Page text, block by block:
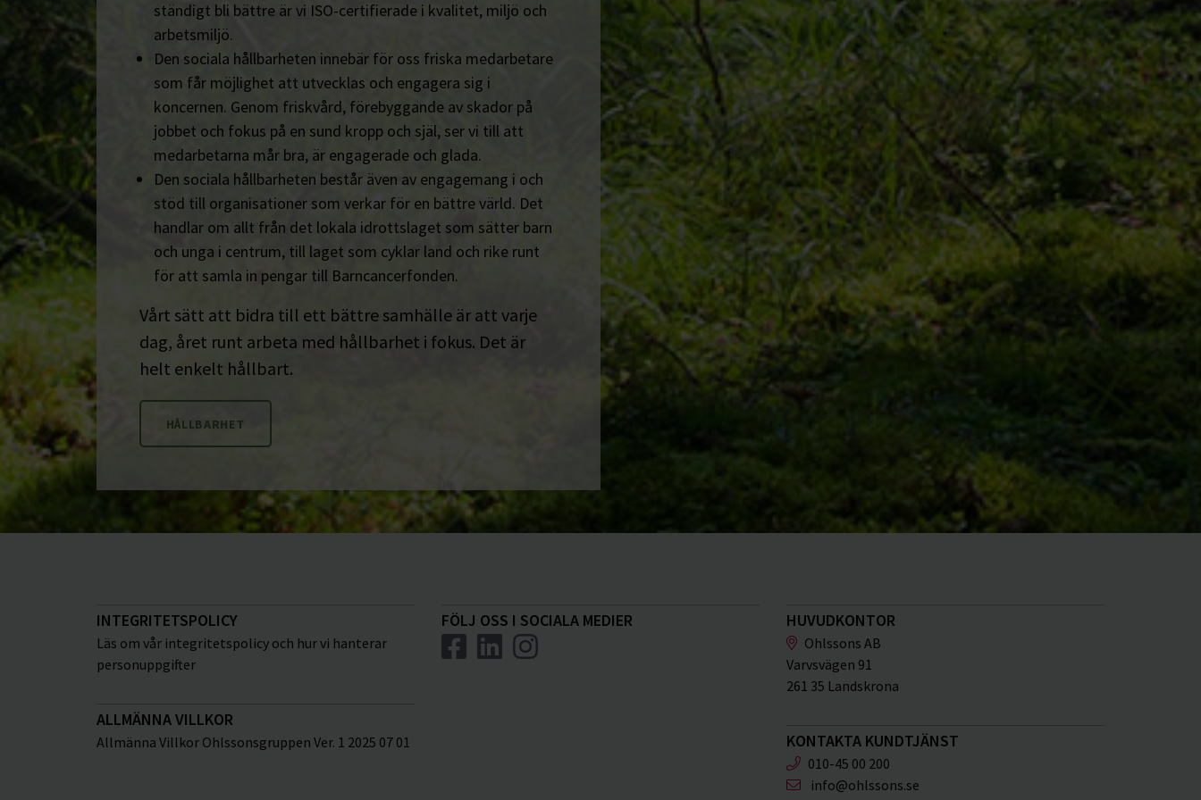
ständigt bli bättre är vi ISO-certifierade i kvalitet, miljö och
arbetsmiljö.
Den sociala hållbarheten innebär för oss friska medarbetare
som får möjlighet att utvecklas och engagera sig i
koncernen. Genom friskvård, förebyggande av skador på
jobbet och fokus på en sund kropp och själ, ser vi till att
medarbetarna mår bra, är engagerade och glada.
Den sociala hållbarheten består även av engagemang i och
stöd till organisationer som verkar för en bättre värld. Det
handlar om allt från det lokala idrottslaget som sätter barn
och unga i centrum, till laget som cyklar land och rike runt
för att samla in pengar till Barncancerfonden.
Vårt sätt att bidra till ett bättre samhälle är att varje
dag, året runt arbeta med hållbarhet i fokus. Det är
helt enkelt hållbart.
HÅLLBARHET
INTEGRITETSPOLICY
Läs om vår integritetspolicy och hur vi hanterar
personuppgifter
ALLMÄNNA VILLKOR
Allmänna Villkor Ohlssonsgruppen Ver. 1 2025 07 01
FÖLJ OSS I SOCIALA MEDIER HUVUDKONTOR
Ohlssons AB
Varvsvägen 91
261 35 Landskrona
KONTAKTA KUNDTJÄNST
010-45 00 200
info@ohlssons.se